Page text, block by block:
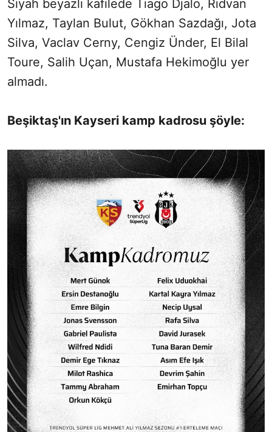
Siyah beyazlı kafilede Tiago Djalo, Rıdvan
Yılmaz, Taylan Bulut, Gökhan Sazdağı, Jota
Silva, Vaclav Cerny, Cengiz Ünder, El Bilal
Toure, Salih Uçan, Mustafa Hekimoğlu yer
almadı.
Beşiktaş'ın Kayseri kamp kadrosu şöyle: